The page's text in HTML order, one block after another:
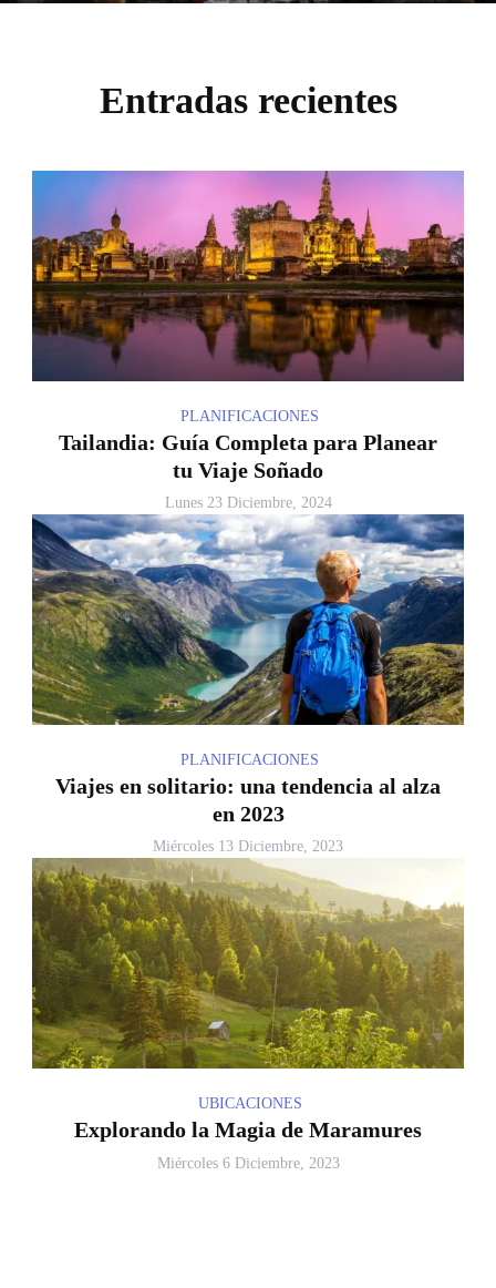
Entradas recientes
PLANIFICACIONES
Tailandia: Guía Completa para Planear
tu Viaje Soñado
Lunes 23 Diciembre, 2024
PLANIFICACIONES
Viajes en solitario: una tendencia al alza
en 2023
Miércoles 13 Diciembre, 2023
UBICACIONES
Explorando la Magia de Maramures
Miércoles 6 Diciembre, 2023